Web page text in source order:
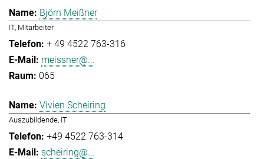
Björn Meißner
IT, Mitarbeiter
+ 49 4522 763-316
meissner@...
065
Vivien Scheiring
Auszubildende, IT
+49 4522 763-314
scheiring@...